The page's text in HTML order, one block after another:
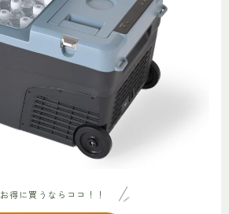
お得に買うならココ！！